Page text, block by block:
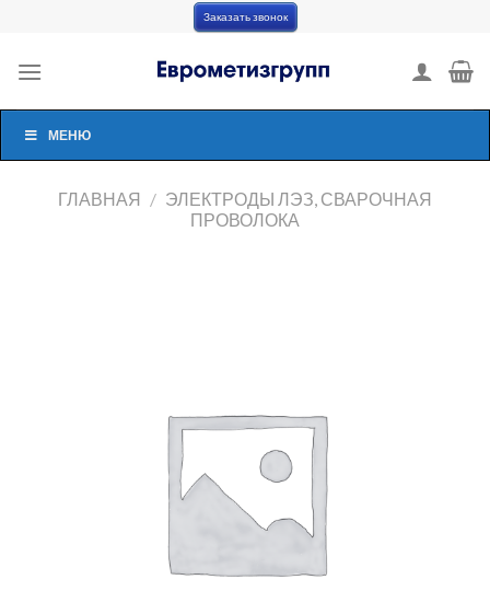
content
Заказать звонок
МЕНЮ
ГЛАВНАЯ / ЭЛЕКТРОДЫ ЛЭЗ, СВАРОЧНАЯ
ПРОВОЛОКА